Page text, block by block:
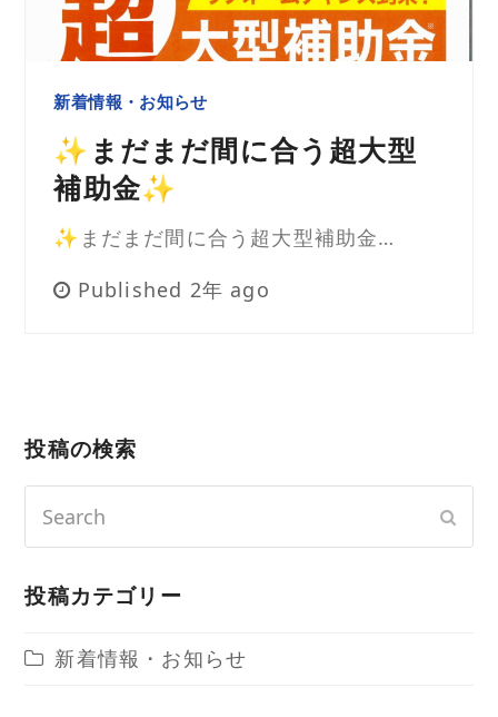
新着情報・お知らせ
✨まだまだ間に合う超大型
補助金✨
✨まだまだ間に合う超大型補助金…
Published 2年 ago
投稿の検索
投稿カテゴリー
新着情報・お知らせ